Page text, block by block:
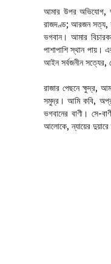
আমার উপর অভিযোগ,
রাজদণ্ড; আরজন সত্য,
ভগবান। আমার
পাশাপাশি স্থান
আইন সর্বজনীন সত্যের,
রাজার পেছনে ক্ষুদ্র,
সমুদ্র। আমি কবি,
ভগবানের বাণী। সে-
আলোকে, ন্যায়ের